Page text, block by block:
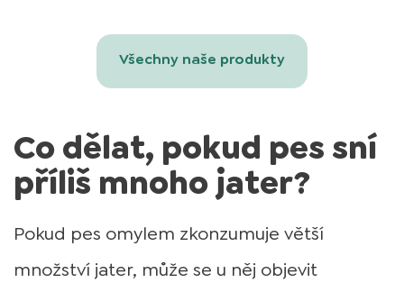
Všechny naše produkty
Co dělat, pokud pes sní
příliš mnoho jater?
Pokud pes omylem zkonzumuje větší
množství jater, může se u něj objevit